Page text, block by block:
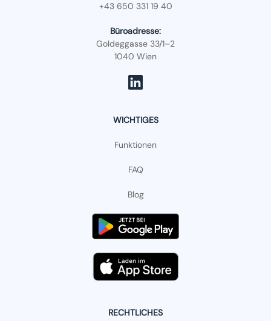
+43 650 331 19 40
Büroadresse:
Goldeggasse 33/1–2
1040 Wien
WICHTIGES
Funktionen
FAQ
Blog
RECHTLICHES